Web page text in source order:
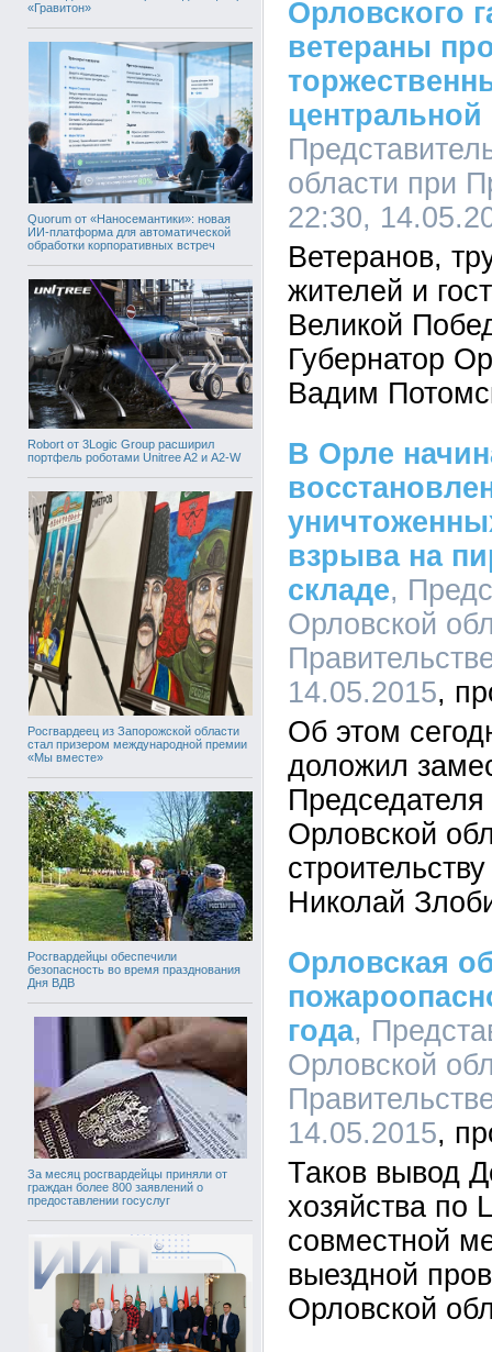
«Гравитон»
Quorum от «Наносемантики»: новая
ИИ-платформа для автоматической
обработки корпоративных встреч
Robort от 3Logic Group расширил
портфель роботами Unitree A2 и A2-W
Росгвардеец из Запорожской области
стал призером международной премии
«Мы вместе»
Росгвардейцы обеспечили
безопасность во время празднования
Дня ВДВ
За месяц росгвардейцы приняли от
граждан более 800 заявлений о
предоставлении госуслуг
Орловского
ветераны
области при
22:30,
Ветеранов,
жителей и
Великой
Губернатор
Вадим
В Орле
взрыва на
складе,
Орловской
14.05.2015
Об этом
доложил
Орловской
Николай
Орловская
года,
Орловской
14.05.2015
Таков вывод
хозяйства по
совместной
выездной
Орловской